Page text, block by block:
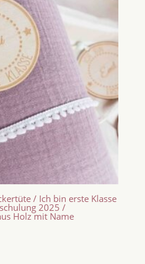
/ Ich bin erste Klasse
2025 /
Holz mit Name